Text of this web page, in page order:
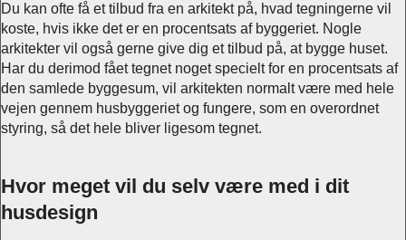
Du kan ofte få et tilbud fra en arkitekt på, hvad tegningerne vil
koste, hvis ikke det er en procentsats af byggeriet. Nogle
arkitekter vil også gerne give dig et tilbud på, at bygge huset.
Har du derimod fået tegnet noget specielt for en procentsats af
den samlede byggesum, vil arkitekten normalt være med hele
vejen gennem husbyggeriet og fungere, som en overordnet
styring, så det hele bliver ligesom tegnet.
Hvor meget vil du selv være med i dit
husdesign